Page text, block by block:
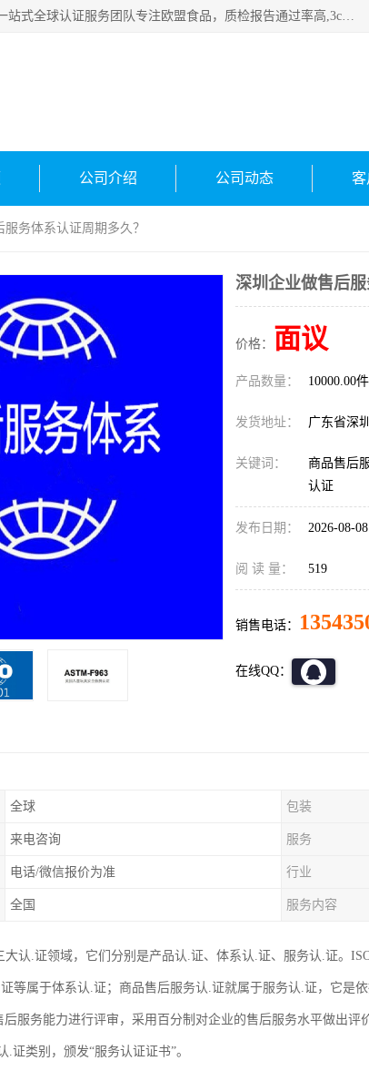
深圳万检通科技有限公司专注深圳CE认证，欧盟ce认证，*快捷，一站式全球认证服务团队专注欧盟食品，质检报告通过率高,3c认证优惠，欧盟公告机构授权代理，欢迎咨询
公司介绍 公司动态 客
务体系认证周期多久？
深圳企业做售后服
价格： 面议
产品数量： 10000.00件
发货地址： 广东省深
关键词：
商品售后
认证
发布日期： 2026-08-08
阅 读 量： 519
销售电话：
在线QQ：
全球 包装
来电咨询 服务
电话/微信报价为准 行业
全国 服务内容
认.证领域，它们分别是产品认.证、体系认.证、服务认.证。
证等属于体系认.证；商品售后服务认.证就属于服务认.证，它是
后服务能力进行评审，采用百分制对企业的售后服务水平做出评
.证类别，颁发“服务认证证书”。